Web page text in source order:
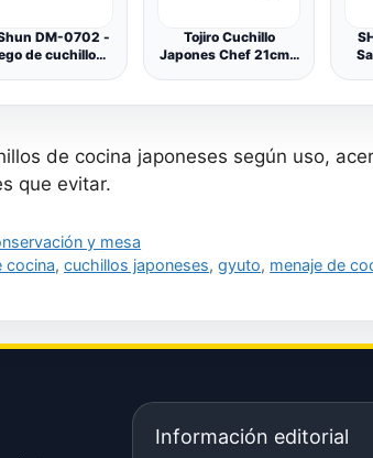
DM-0702 -
de cuchillos
cortar 100%
Tojiro Cuchillo
Japones Chef 21cm -
Capas VG10 Dp Série
de cocina japoneses según uso,
que evitar.
y mesa
cocina,cuchillos japoneses,gyuto, menaje de
Información editorial